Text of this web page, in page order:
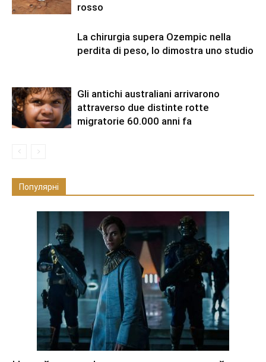
rosso
La chirurgia supera Ozempic nella
perdita di peso, lo dimostra uno studio
Gli antichi australiani arrivarono
attraverso due distinte rotte
migratorie 60.000 anni fa
Популярні